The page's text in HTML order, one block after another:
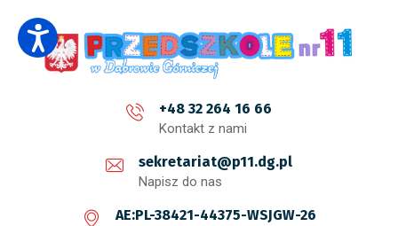
+48 32 264 16 66
Kontakt z nami
sekretariat@p11.dg.pl
Napisz do nas
AE:PL-38421-44375-WSJGW-26